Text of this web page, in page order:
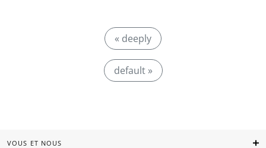
« deeply
default »
VOUS ET NOUS